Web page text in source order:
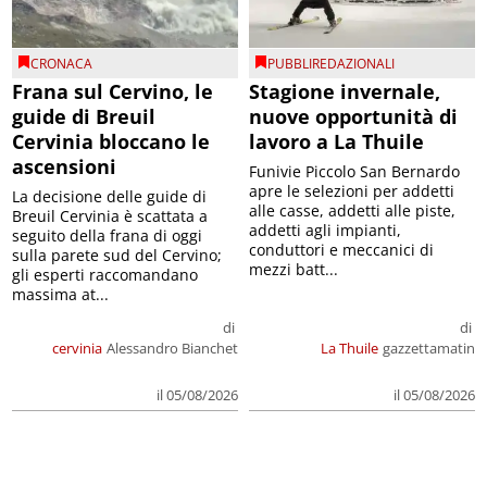
CRONACA
Frana sul Cervino, le
guide di Breuil
Cervinia bloccano le
ascensioni
cervinia
di
Alessandro Bianchet
il 05/08/2026
La decisione delle guide di
Breuil Cervinia è scattata a
seguito della frana di oggi
sulla parete sud del Cervino;
gli esperti raccomandano
massima at...
PUBBLIREDAZIONALI
Stagione invernale,
nuove opportunità di
lavoro a La Thuile
La Thuile
di
gazzettamatin
il 05/08/2026
Funivie Piccolo San Bernardo
apre le selezioni per addetti
alle casse, addetti alle piste,
addetti agli impianti,
conduttori e meccanici di
mezzi batt...